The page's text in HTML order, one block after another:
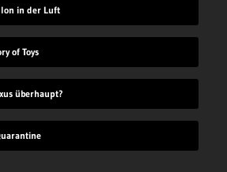
in der Luft
of Toys
überhaupt?